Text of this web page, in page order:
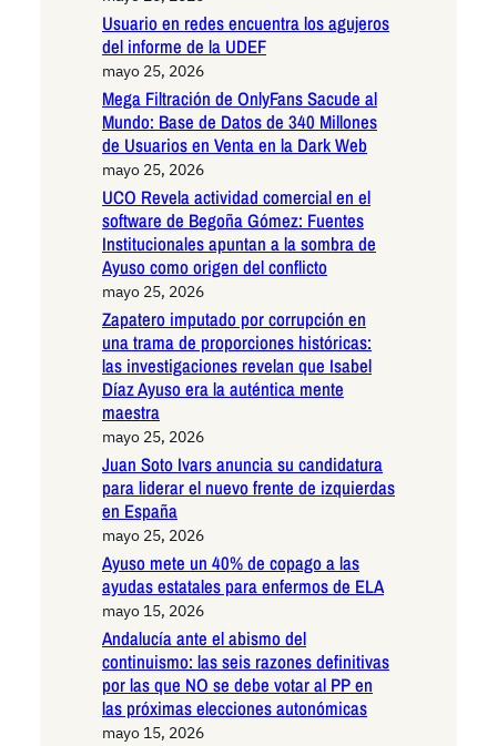
Usuario en redes encuentra los agujeros
del informe de la UDEF
mayo 25, 2026
Mega Filtración de OnlyFans Sacude al
Mundo: Base de Datos de 340 Millones
de Usuarios en Venta en la Dark Web
mayo 25, 2026
UCO Revela actividad comercial en el
software de Begoña Gómez: Fuentes
Institucionales apuntan a la sombra de
Ayuso como origen del conflicto
mayo 25, 2026
Zapatero imputado por corrupción en
una trama de proporciones históricas:
las investigaciones revelan que Isabel
Díaz Ayuso era la auténtica mente
maestra
mayo 25, 2026
Juan Soto Ivars anuncia su candidatura
para liderar el nuevo frente de izquierdas
en España
mayo 25, 2026
Ayuso mete un 40% de copago a las
ayudas estatales para enfermos de ELA
mayo 15, 2026
Andalucía ante el abismo del
continuismo: las seis razones definitivas
por las que NO se debe votar al PP en
las próximas elecciones autonómicas
mayo 15, 2026